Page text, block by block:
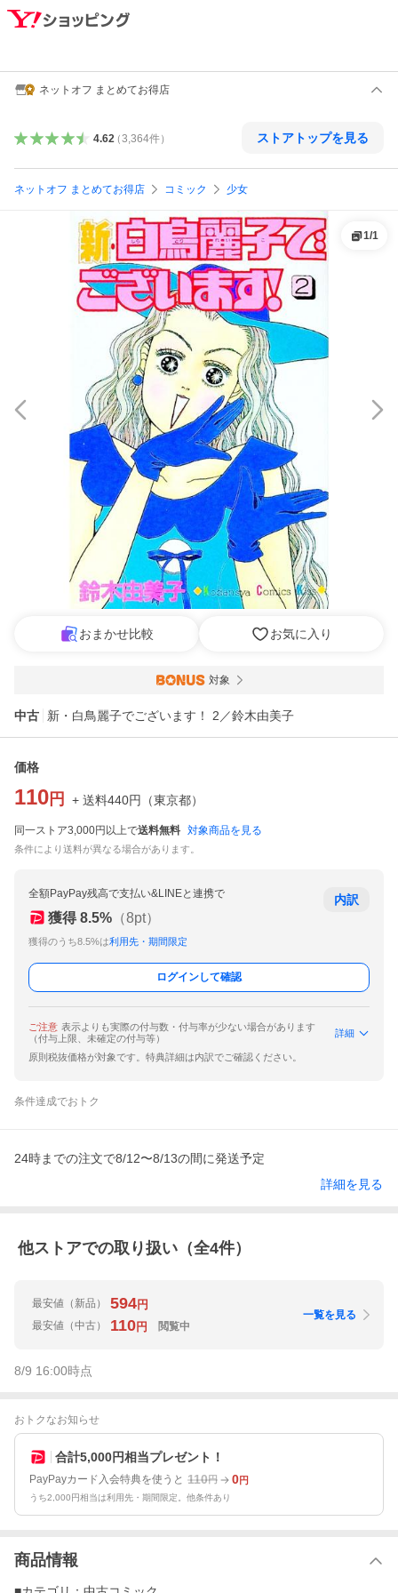
ネットオフ まとめてお得店
4.62（3,364件） ストアトップを見る
ネットオフ まとめてお得店 コミック 少女
1/1
おまかせ比較 お気に入り
対象
中古 新・白鳥麗子でございます！ 2／鈴木由美子
価格
110 円 + 送料440円 （東京都）
同一ストア3,000円以上で送料無料 対象商品を見る
条件により送料が異なる場合があります。
全額PayPay残高で支払い&LINEと連携で
獲得 8.5% （8pt）
獲得のうち8.5%は利用先・期間限定
内訳
ログインして確認
ご注意 表示よりも実際の付与数・付与率が少ない場合があります
（付与上限、未確定の付与等）
詳細
原則税抜価格が対象です。特典詳細は内訳でご確認ください。
条件達成でおトク
24時までの注文で8/12〜8/13の間に発送予定
詳細を見る
他ストアでの取り扱い（全4件）
最安値 （新品） 594円
最安値 （中古） 110円 閲覧中
一覧を見る
8/9 16:00時点
おトクなお知らせ
合計5,000円相当プレゼント！
PayPayカード入会特典を使うと 110円 0円
うち2,000円相当は利用先・期間限定。他条件あり
商品情報